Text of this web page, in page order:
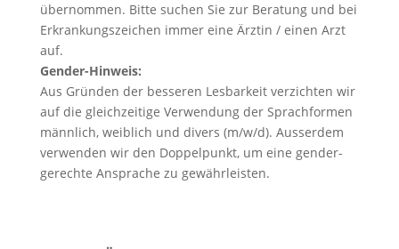
übernommen. Bitte suchen Sie zur Beratung und bei
Erkrankungszeichen immer eine Ärztin / einen Arzt
auf.
Gender-Hinweis:
Aus Gründen der besseren Lesbarkeit verzichten wir
auf die gleichzeitige Verwendung der Sprachformen
männlich, weiblich und divers (m/w/d). Ausserdem
verwenden wir den Doppelpunkt, um eine gender-
gerechte Ansprache zu gewährleisten.